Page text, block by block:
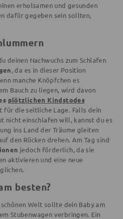
erholsamen und gesunden
dafür gegeben sein sollten,
deinen Nachwuchs zum Schlafen
, da es in dieser Position
manche Knöpfchen es
Bauch zu liegen, wird davon
plötzlichen Kindstodes
die seitliche Lage. Falls dein
nicht einschlafen will, kannst du es
ins Land der Träume gleiten
den Rücken drehen. Am Tag sind
jedoch förderlich, da sie
aktivieren und eine neue
besten?
Welt sollte dein Baby am
Stubenwagen verbringen. Ein